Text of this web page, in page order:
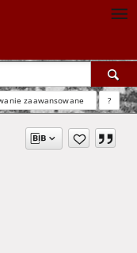
zaawansowane ?